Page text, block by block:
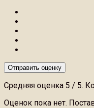
Отправить оценку
Средняя оценка 5 / 5.
Оценок пока нет.